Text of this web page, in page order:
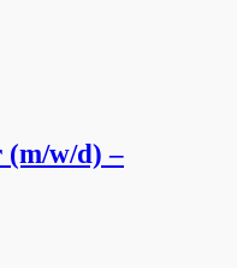
(m/w/d) –